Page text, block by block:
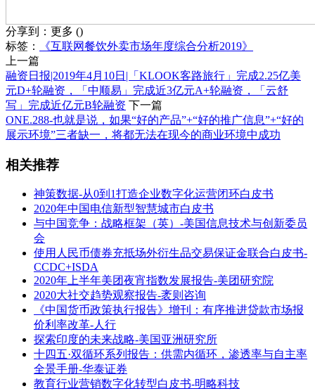
分享到： 更多 ()
标签：
《互联网餐饮外卖市场年度综合分析2019》
上一篇
融资日报|2019年4月10日|「KLOOK客路旅行」完成2.25亿美
元D+轮融资，「中顺易」完成近3亿元A+轮融资，「云舒
写」完成近亿元B轮融资 下一篇
ONE.288-也就是说，如果“好的产品”+“好的推广信息”+“好的
展示环境”三者缺一，将都无法在现今的商业环境中成功
相关推荐
神策数据-从0到1打造企业数字化运营闭环白皮书
2020年中国电信新型智慧城市白皮书
与中国竞争：战略框架（英）-美国信息技术与创新委员
会
使用人民币债券充抵场外衍生品交易保证金联合白皮书-
CCDC+ISDA
2020年上半年美团夜宵指数发展报告-美团研究院
2020大社交趋势观察报告-袤则咨询
《中国货币政策执行报告》增刊：有序推进贷款市场报
价利率改革-人行
探索印度的未来战略-美国亚洲研究所
十四五·双循环系列报告：供需内循环，渗透率与自主率
全景手册-华泰证券
教育行业营销数字化转型白皮书-明略科技